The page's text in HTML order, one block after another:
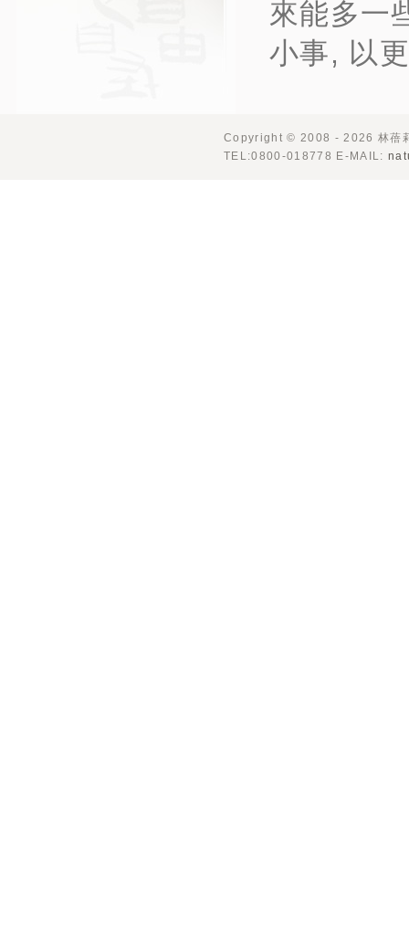
來能多一
小事, 以
Copyright © 2008 - 2026 林
TEL:0800-018778 E-MAIL: